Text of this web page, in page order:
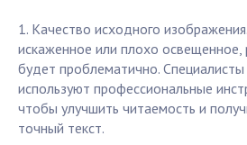
1. Качество исходного
искаженное или плохо освещенное,
будет проблематично.
используют профессиональные
чтобы улучшить читаемость и
точный текст.